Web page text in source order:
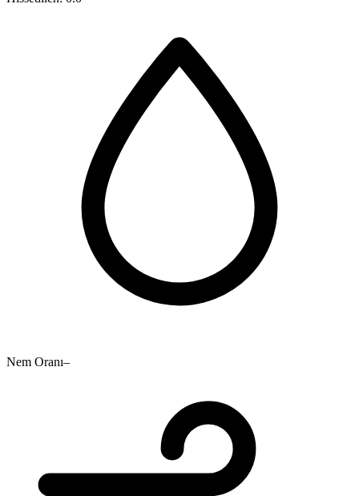
Nem Oranı–